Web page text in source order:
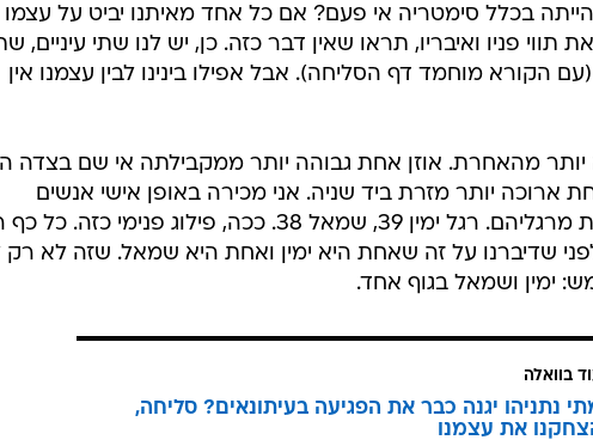
בכלל סימטריה אי פעם? אם כל אחד מאיתנו יביט על עצמו
פניו ואיבריו, תראו שאין דבר כזה. כן, יש לנו שתי עיניים,
(עם הקורא מוחמד דף הסליחה). אבל אפילו בינינו לבין עצמנו אין
יותר מהאחרת. אוזן אחת גבוהה יותר ממקבילתה אי שם בצדה
ארוכה יותר מזרת ביד שניה. אני מכירה באופן אישי אנשים
שנועלים מידה אחת יותר באחת מרגליהם. רגל ימין 39, שמאל 38. ככה, פילוג פנימי כזה.
שדיברנו על זה שאחת היא ימין ואחת היא שמאל. שזה לא רק
ימין ושמאל בגוף אחד.
בוואלה
נתניהו יגנה כבר את הפגיעה בעיתונאים? סליחה,
את עצמנו